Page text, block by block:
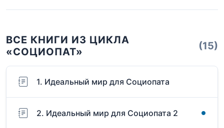
ВСЕ КНИГИ ИЗ ЦИКЛА
«СОЦИОПАТ»
(15)
1. Идеальный мир для Социопата
2. Идеальный мир для Социопата 2